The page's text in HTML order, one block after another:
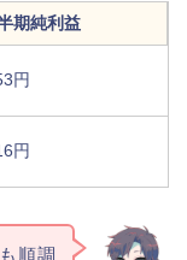
期純利益
円
円
順調